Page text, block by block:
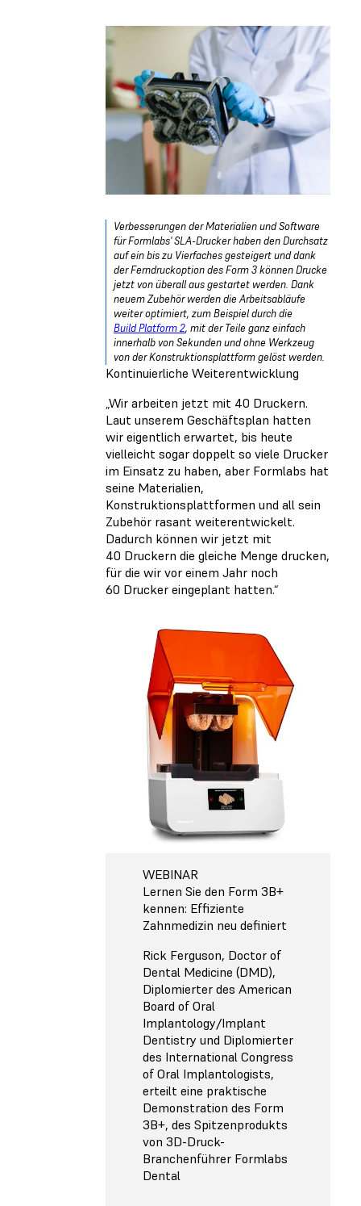
Verbesserungen der Materialien und Software
für Formlabs' SLA-Drucker haben den Durchsatz
auf ein bis zu Vierfaches gesteigert und dank
der Ferndruckoption des Form 3 können Drucke
jetzt von überall aus gestartet werden. Dank
neuem Zubehör werden die Arbeitsabläufe
weiter optimiert, zum Beispiel durch die
Build Platform 2, mit der Teile ganz einfach
innerhalb von Sekunden und ohne Werkzeug
von der Konstruktionsplattform gelöst werden.
Kontinuierliche Weiterentwicklung
„Wir arbeiten jetzt mit 40 Druckern.
Laut unserem Geschäftsplan hatten
wir eigentlich erwartet, bis heute
vielleicht sogar doppelt so viele Drucker
im Einsatz zu haben, aber Formlabs hat
seine Materialien,
Konstruktionsplattformen und all sein
Zubehör rasant weiterentwickelt.
Dadurch können wir jetzt mit
40 Druckern die gleiche Menge drucken,
für die wir vor einem Jahr noch
60 Drucker eingeplant hatten.“
WEBINAR
Lernen Sie den Form 3B+
kennen: Effiziente
Zahnmedizin neu definiert
Rick Ferguson, Doctor of
Dental Medicine (DMD),
Diplomierter des American
Board of Oral
Implantology/Implant
Dentistry und Diplomierter
des International Congress
of Oral Implantologists,
erteilt eine praktische
Demonstration des Form
3B+, des Spitzenprodukts
von 3D-Druck-
Branchenführer Formlabs
Dental